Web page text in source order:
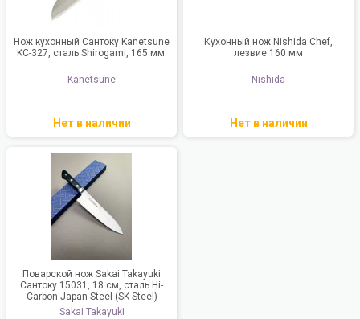
Нож кухонный Сантоку Kanetsune
KC-327, сталь Shirogami, 165 мм.
Kanetsune
Нет в наличии
Кухонный нож Nishida Chef,
лезвие 160 мм
Nishida
Нет в наличии
Поварской нож Sakai Takayuki
Сантоку 15031, 18 см, сталь Hi-
Carbon Japan Steel (SK Steel)
Sakai Takayuki